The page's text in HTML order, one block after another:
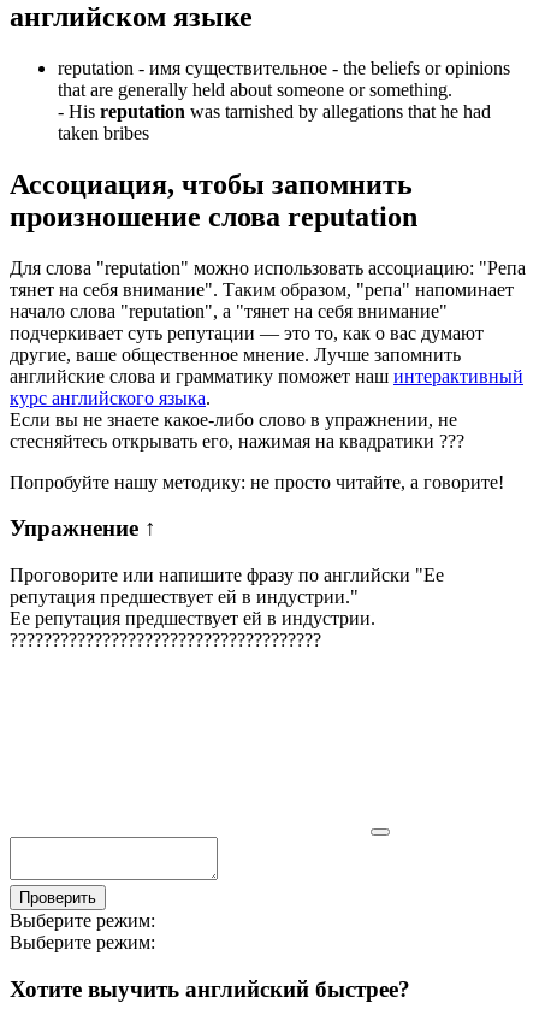
английском языке
reputation - имя существительное - the beliefs or opinions
that are generally held about someone or something.
- His reputation was tarnished by allegations that he had
taken bribes
Ассоциация, чтобы запомнить
произношение слова reputation
Для слова "reputation" можно использовать ассоциацию: "Репа
тянет на себя внимание". Таким образом, "репа" напоминает
начало слова "reputation", а "тянет на себя внимание"
подчеркивает суть репутации — это то, как о вас думают
другие, ваше общественное мнение. Лучше запомнить
английские слова и грамматику поможет наш интерактивный
курс английского языка.
Если вы не знаете какое-либо слово в упражнении, не
стесняйтесь открывать его, нажимая на квадратики ???
Попробуйте нашу методику: не просто читайте, а говорите!
Упражнение ↑
Проговорите или напишите фразу по английски "Ее
репутация предшествует ей в индустрии."
Ее репутация предшествует ей в индустрии.
?????????????????????????????????????
Проверить
Выберите режим:
Выберите режим:
Хотите выучить английский быстрее?